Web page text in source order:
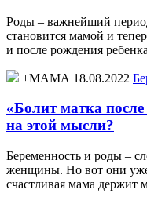
Роды – важнейший
становится мамой и
и после рождения
+МАМА 18.08.2022
«Болит матка
на этой мысли?
Беременность и роды –
женщины. Но вот они уже
счастливая мама